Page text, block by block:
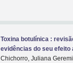
Toxina botulínica :
evidências do seu efeito
Chichorro, Juliana